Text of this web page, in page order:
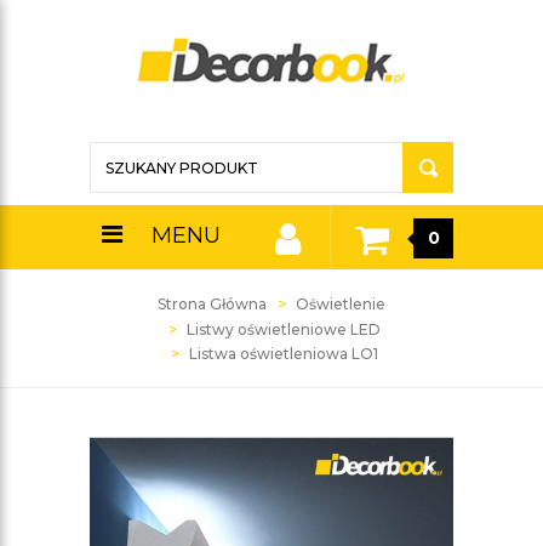
MENU 0
Strona Główna
Oświetlenie
Listwy oświetleniowe LED
Listwa oświetleniowa LO1